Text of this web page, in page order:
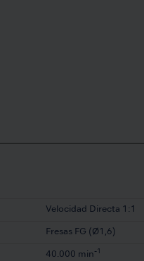
Velocidad Directa 1:1
Fresas FG (Ø1,6)
40.000 min -1